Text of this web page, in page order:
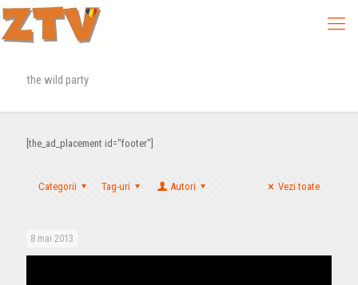
the wild party
[the_ad_placement id="footer"]
Categorii Tag-uri Autori Vezi toate
8 mai 2013